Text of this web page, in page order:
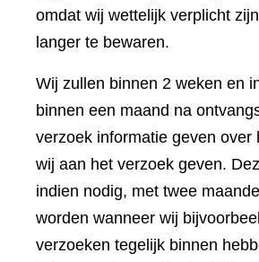
omdat wij wettelijk verplicht
langer te bewaren.
Wij zullen binnen 2 weken en
binnen een maand na
verzoek informatie geven over
wij aan het verzoek geven.
indien nodig, met twee
worden wanneer wij
verzoeken tegelijk binnen